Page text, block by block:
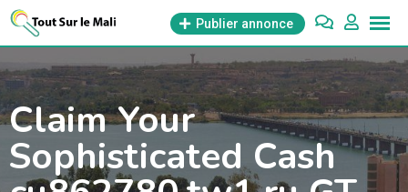
Aller
Publier annonce
Claim Your
Sophisticated Cash